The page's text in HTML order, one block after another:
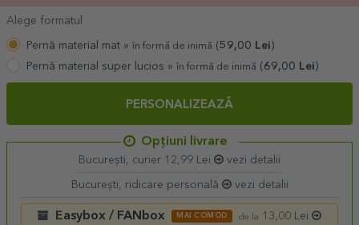
Alege formatul
Pernă material mat » în formă de inimă (59,00 Lei )
Pernă material super lucios » în formă de inimă (69,00 Lei)
PERSONALIZEAZĂ
Opțiuni livrare
București, curier 12,99 Lei vezi detalii
București, ridicare personală vezi detalii
Easybox / FANbox MAI COMOD de la
13,00 Lei